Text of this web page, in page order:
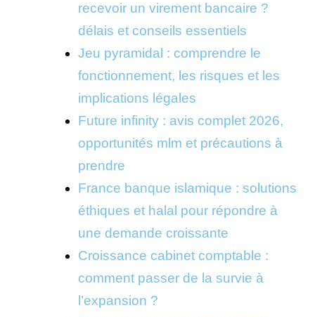
recevoir un virement bancaire ?
délais et conseils essentiels
Jeu pyramidal : comprendre le
fonctionnement, les risques et les
implications légales
Future infinity : avis complet 2026,
opportunités mlm et précautions à
prendre
France banque islamique : solutions
éthiques et halal pour répondre à
une demande croissante
Croissance cabinet comptable :
comment passer de la survie à
l’expansion ?